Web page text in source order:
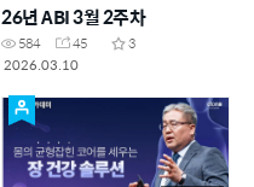
26년 ABI 3월 2주차
584 45
3
2026.03.10